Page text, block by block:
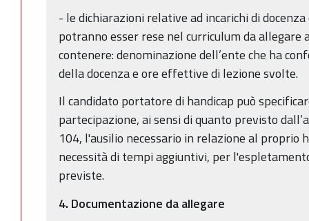
- le dichiarazioni relative ad incarichi di
potranno esser rese nel curriculum da allegare
contenere: denominazione dell’ente che ha
della docenza e ore effettive di lezione svolte.
Il candidato portatore di handicap può
partecipazione, ai sensi di quanto previsto
104, l'ausilio necessario in relazione al proprio
necessità di tempi aggiuntivi, per
previste.
4. Documentazione da allegare